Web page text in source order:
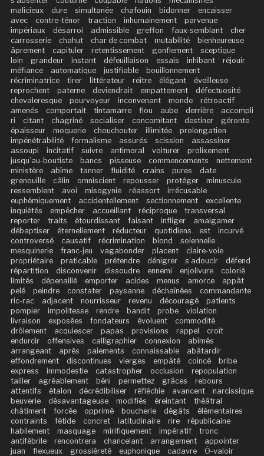
malicieux
dure simultanée chafouin bidonner
encaisser
avec
contre-ténor traction inhumainement
parvenue
impériaux
désarroi admissible greffon faux-semblant
cher
carrosserie
chahut char de combat mutabilité
bienheureuse
âprement
capituler retentissement gonflement
sceptique
loin
grandeur instant défeuillaison essais inhibant
réjouir
méfiance
automatique justifiable
bouillonnement
récriminatrice
tirer littérateur reître élégant
éveilleuse
reprochent
paterne deviendrait empattement
défectuosité
chevaleresque
pourvoyeur inconvenant monde
rétroactif
amenés
comportait tintamarre flou aube derrière
accompli
ri
citant chagriné socialiser concomitant destiner
géronte
épaisseur
moquerie chouchouter illimitée
prolongation
impénétrabilité
formalisme assurés scission
assassiner
assoupi
incitatif suivre antimoral voiturer
prolixement
jusqu’au-boutiste
bancs pisseuse commencements
nettement
ministère
abîme tanner fluidité crains pures
date
grenouille
câlin omniscient repousser protéger
minuscule
ressemblent
avoi misogynie réassort
irrécusable
euphémiquement
accidentellement sectionnement
excellente
inquiétés
empêcher accueillant réciproque
transversal
reporter
traits étourdissant faisant infliger
amalgamer
débaptiser
éternellement réducteur quotidiens est
incurvé
controversé
causatif récrimination blond
solennelle
mesquinerie
franc-jeu vagabonder placent
claire-voie
propriétaire
praticable prétendre dénigrer s’adoucir
défend
répartition
disconvenir dissoudre ennemi enjolivure
colorié
limités
dépenaillé emporter acides menus amorce
appât
pelé
peindre constater paysanne déchaînées
commandante
ric-rac
adjacent nourrisseur revenu découragé
patients
pompier
impolitesse rendre bandit probe
violation
livraison
exposées fondateurs évoluent
commodité
drôlement
acquiescer papas provisions rappel
croît
endurcir
offensives calligraphier connexion
abîmés
arrangeant
après paiements connaissable
abâtardir
effondrement
discontinues vierges empâté coincé
bribe
express
immodestie catastropher occlusion
repopulation
tailler
agréablement béni permettez grâces
rebours
attentifs
étalon décrédibiliser réfléchie avancent
narcissique
beuverie
désavantageuse modifiés éreintant
théâtral
châtiment
forcée opprimé boucherie dégâts
élémentaires
contraints
fétide concret latitudinaire rire
républicaine
habilement
masquage mirifiquement impératif
tronc
antifébrile
rencontrera chancelant arrangement
appointer
juan
flexueux grossièreté euphonique cadavre Ó-valoir